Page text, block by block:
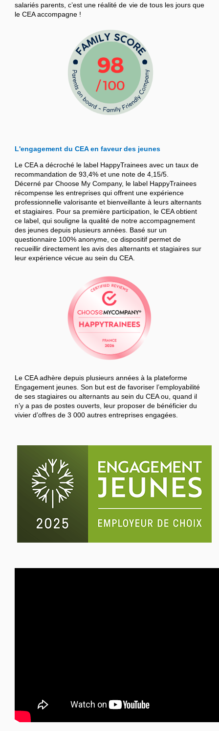
salariés parents, c’est une réalité de vie de tous les jours que
le CEA accompagne !
L'engagement du CEA en faveur des jeunes
Le CEA a décroché le label HappyTrainees avec un taux de
recommandation de 93,4% et une note de 4,15/5.
Décerné par Choose My Company, le label HappyTrainees
récompense les entreprises qui offrent une expérience
professionnelle valorisante et bienveillante à leurs alternants
et stagiaires. Pour sa première participation, le CEA obtient
ce label, qui souligne la qualité de notre accompagnement
des jeunes depuis plusieurs années. Basé sur un
questionnaire 100% anonyme, ce dispositif permet de
recueillir directement les avis des alternants et stagiaires sur
leur expérience vécue au sein du CEA.
Le CEA adhère depuis plusieurs années à la plateforme
Engagement jeunes. Son but est de favoriser l’employabilité
de ses stagiaires ou alternants au sein du CEA ou, quand il
n’y a pas de postes ouverts, leur proposer de bénéficier du
vivier d’offres de 3 000 autres entreprises engagées.